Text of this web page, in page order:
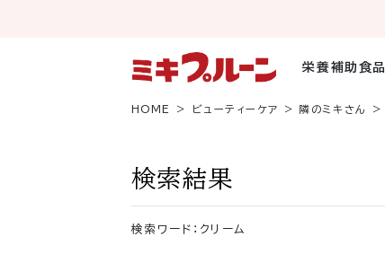
栄養補助食品
HOME ビューティーケア 隣のミキさん
検索結果
検索ワード：クリーム